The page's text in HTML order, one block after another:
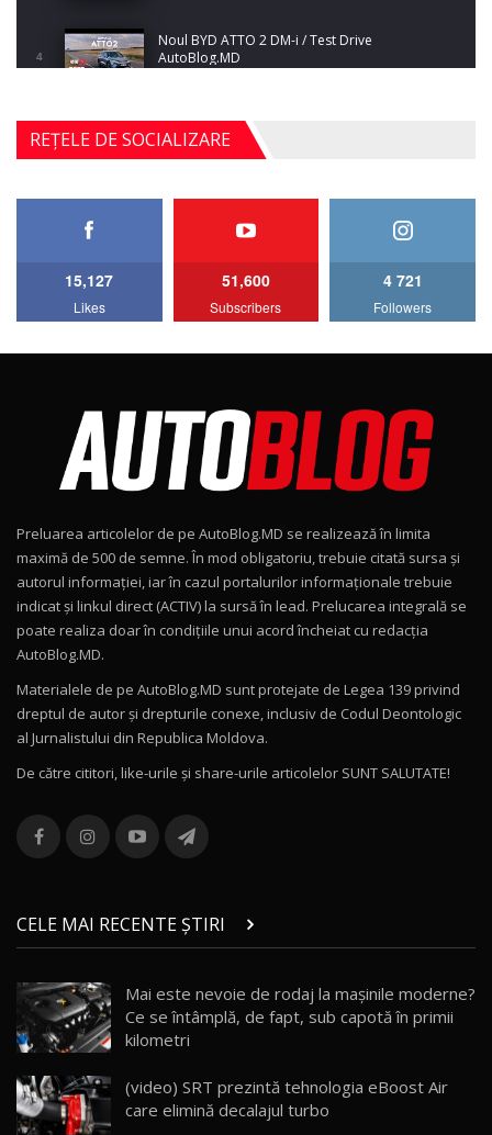
4
Noul BYD ATTO 2 DM-i / Test Drive
AutoBlog.MD
17:35
5
Noul Mercedes-Benz S-Class facelift (S 580
4MATIC V223) / Test Drive AutoBlog.MD
27:33
AutoBlog.MD
15:08
Noul Geely EX2 / Test Drive AutoBlog.MD
15:22
Mercedes-AMG E 53 HYBRID 4MATIC+ / Test
Drive AutoBlog.MD
16:27
11
Noul Volvo ES90 / Test Drive AutoBlog.MD
12
Noul MG HS / Test Drive AutoBlog.MD
16:48
13
combină aventura cu luxul / AutoBlog.MD
36:08
chinez care face lumea să se întoarcă după el
/ AutoBlog.MD
17:27
15 14:37
16
AutoBlogMD
13:10
REȚELE DE SOCIALIZARE
15,127
Likes
51,600
Subscribers
4 721
Followers
Preluarea articolelor de pe AutoBlog.MD se realizează în limita
maximă de 500 de semne. În mod obligatoriu, trebuie citată sursa și
autorul informației, iar în cazul portalurilor informaționale trebuie
indicat și linkul direct (ACTIV) la sursă în lead. Prelucarea integrală se
poate realiza doar în condițiile unui acord încheiat cu redacţia
AutoBlog.MD.
Materialele de pe AutoBlog.MD sunt protejate de Legea 139 privind
dreptul de autor și drepturile conexe, inclusiv de Codul Deontologic
al Jurnalistului din Republica Moldova.
De către cititori, like-urile şi share-urile articolelor SUNT SALUTATE!
CELE MAI RECENTE ȘTIRI
Mai este nevoie de rodaj la mașinile moderne?
Ce se întâmplă, de fapt, sub capotă în primii
kilometri
(video) SRT prezintă tehnologia eBoost Air
care elimină decalajul turbo